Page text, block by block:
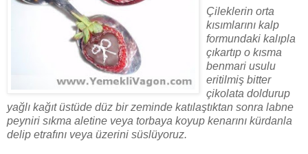
Çileklerin orta
kısımlarını kalp
formundaki kalıpla
çıkartıp o kısma
benmari usulu
eritilmiş bitter
çikolata doldurup
yağlı kağıt üstüde düz bir zeminde katılaştıktan sonra labne
peyniri sıkma aletine veya torbaya koyup kenarını kürdanla
delip etrafını veya üzerini süslüyoruz.